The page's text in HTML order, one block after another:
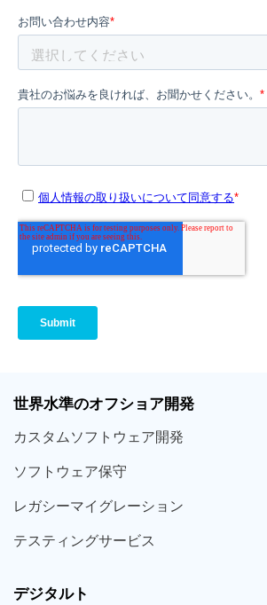
世界水準のオフショア開発
カスタムソフトウェア開発
ソフト ウェア保守
レガシーマイグレーション
テスティングサービス
デジタルト